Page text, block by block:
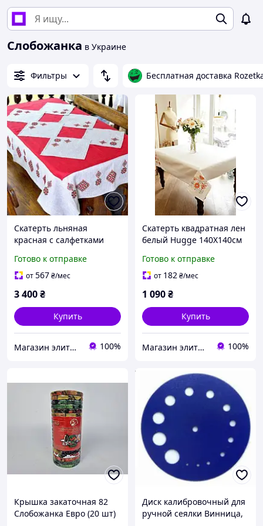
Слобожанка в Украине
Фильтры Бесплатная доставка
Скатерть льняная
красная с салфетками
Слобожанка 140Х220см
Готово к отправке
от567₴/мес
3 400₴
Купить
Магазин элитной парфюмерии и косметики "Престиж" 100%
Скатерть квадратная лен
белый Hugge 140Х140см
Готово к отправке
от 182₴/мес
1 090₴
Купить
Магазин элитной парфюмерии и косметики "Престиж" 100%
Крышка закаточная 82
Слобожанка Евро (20 шт)
Диск калибровочный для
ручной сеялки Винница,